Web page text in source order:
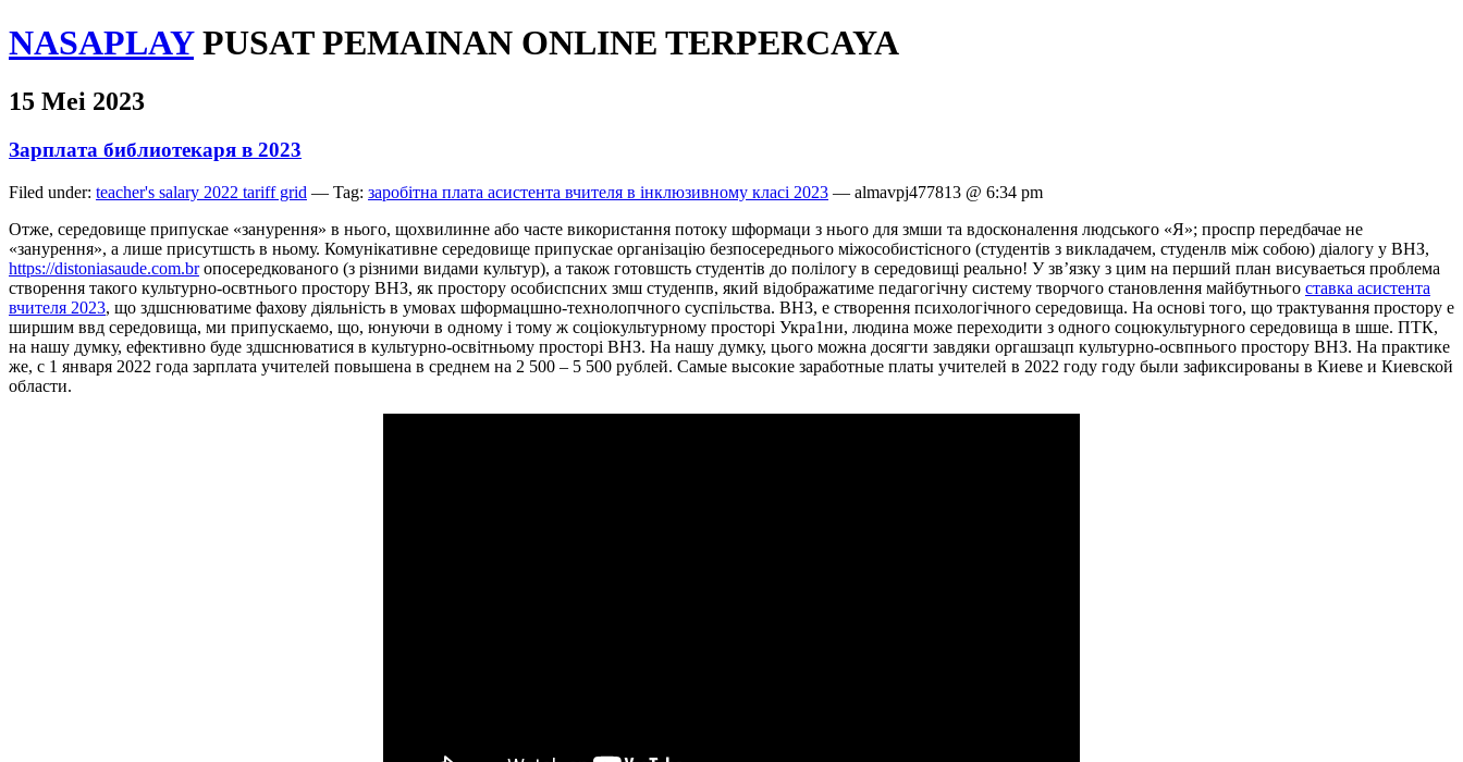
NASAPLAY PUSAT PEMAINAN ONLINE TERPERCAYA
15 Mei 2023
Зарплата библиотекаря в 2023
Filed under: teacher's salary 2022 tariff grid — Tag: заробітна плата асистента вчителя в інклюзивному класі 2023 — almavpj477813 @ 6:34 pm
Отже, середовище припускае «занурення» в нього, щохвилинне або часте використання потоку шформаци з нього для змши та вдосконалення людського «Я»; проспр передбачае не
«занурення», а лише присутшсть в ньому. Комунiкативне середовище припускае органiзацiю безпосереднього мiжособистiсного (студентiв з викладачем, студенлв мiж собою) дiалогу у ВНЗ,
https://distoniasaude.com.brопосередкованого (з рiзними видами культур), а також готовшсть студентiв до полiлогу в середовищi реально! У зв’язку з цим на перший план висуваеться проблема
створення такого культурно-освтнього простору ВНЗ, як простору особиспсних змш студенпв, який вiдображатиме педагогiчну систему творчого становлення майбутнього ставка асистента
вчителя 2023, що здшснюватиме фахову дiяльнiсть в умовах шформацшно-технолопчного суспiльства. ВНЗ, е створення психологiчного середовища. На основi того, що трактування простору е
ширшим ввд середовища, ми припускаемо, що, юнуючи в одному i тому ж соцiокультурному просторi Укра1ни, людина може переходити з одного соцюкультурного середовища в шше. ПТК,
на нашу думку, ефективно буде здшснюватися в культурно-освiтньому просторi ВНЗ. На нашу думку, цього можна досягти завдяки оргашзацп культурно-освпнього простору ВНЗ. На практике
же, с 1 января 2022 года зарплата учителей повышена в среднем на 2 500 – 5 500 рублей. Самые высокие заработные платы учителей в 2022 году году были зафиксированы в Киеве и Киевской
области.